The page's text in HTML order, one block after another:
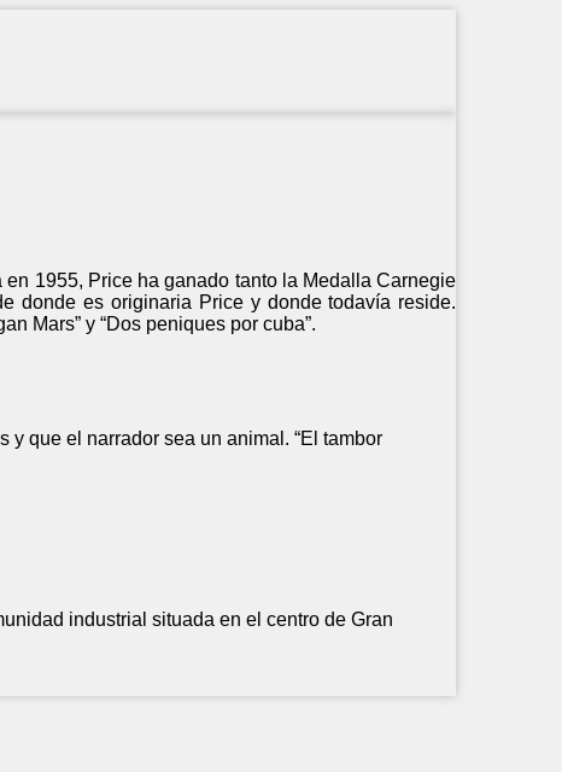
1955, Price ha ganado tanto la Medalla Carnegie
donde es originaria Price y donde todavía reside.
Mars” y “Dos peniques por cuba”.
que el narrador sea un animal. “El tambor
industrial situada en el centro de Gran